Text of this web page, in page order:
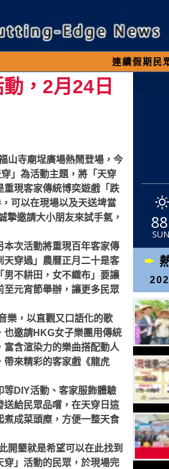
連續假期民眾出遊可先撥打
，2月24日
山寺廟埕廣場熱鬧登場，今
」為活動主題，將「天穿
重現客家傳統博奕遊戲「跌
可以在現場以及天送埤當
摯邀請大小朋友來試手氣，
次活動將重現百年客家傳
天穿過」農曆正月二十是客
不耕田，女不織布」要讓
元宵節舉辦，讓更多民眾
樂，以直觀又口語化的歌
也邀請HKG女子樂團用傳統
含渲染力的樂曲搭配動人
帶來精彩的客家戲《龍虎
等DIY活動、客家服飾體驗
給民眾品嚐，在天穿日這
成菜頭糜，方便一整天食
開墾就是希望可以在此找到
穿」活動的民眾，於現場完
88
SUN